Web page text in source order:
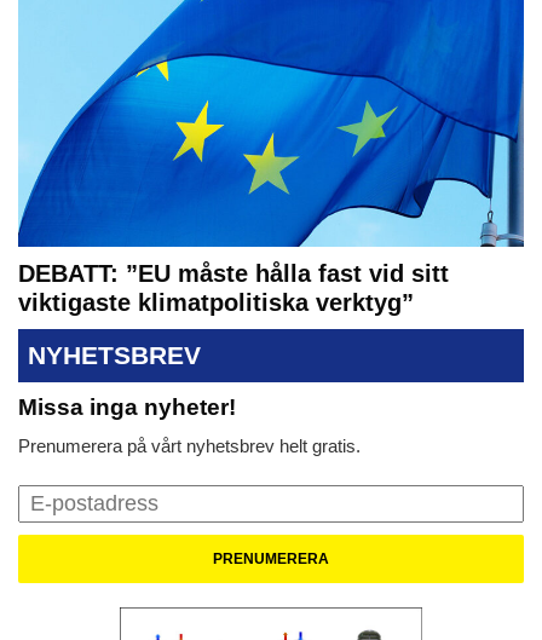
DEBATT: ”EU måste hålla fast vid sitt
viktigaste klimatpolitiska verktyg”
NYHETSBREV
Missa inga nyheter!
Prenumerera på vårt nyhetsbrev helt gratis.